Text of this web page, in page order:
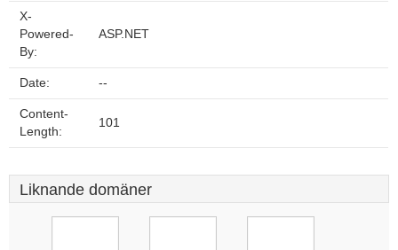
X-
Powered-
By:
ASP.NET
Date: --
Content-
Length:
101
Liknande domäner